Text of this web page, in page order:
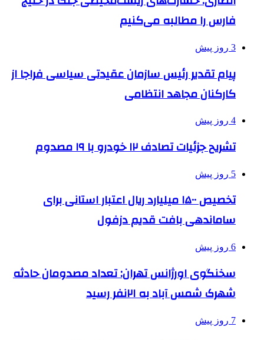
فارس را مطالبه‌ می‌کنیم
3 روز پیش
پیام تقدیر رئیس سازمان عقیدتی سیاسی فراجا از
کارکنان مجاهد انتظامی
4 روز پیش
تشریح جزئیات تصادف ۱۲ خودرو با ۱۹ مصدوم
5 روز پیش
تخصیص ۱۵۰۰ میلیارد ریال اعتبار استانی برای
ساماندهی بافت قدیم دزفول
6 روز پیش
سخنگوی اورژانس تهران: تعداد مصدومان حادثه
شهرک شمس آباد به ۲۱نفر رسید
7 روز پیش